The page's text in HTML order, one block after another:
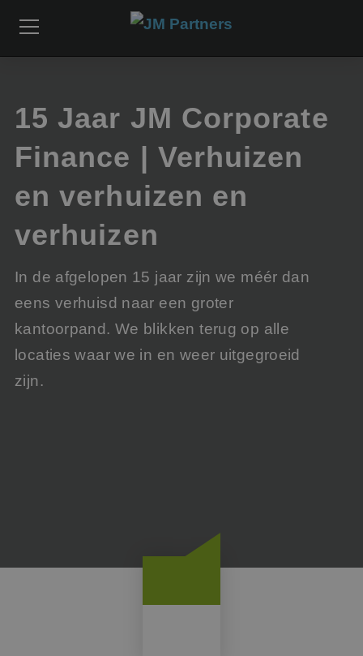
15 Jaar JM Corporate
Finance | Verhuizen
en verhuizen en
verhuizen
In de afgelopen 15 jaar zijn we méér dan
eens verhuisd naar een groter
kantoorpand. We blikken terug op alle
locaties waar we in en weer uitgegroeid
zijn.